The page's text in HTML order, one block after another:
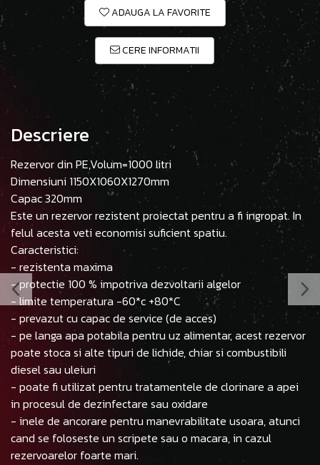
ADAUGA LA FAVORITE
CERE INFORMATII
Descriere
Rezervor din PE,Volum=1000 litri
Dimensiuni 1150X1060X1270mm
Capac 320mm
Este un rezervor rezistent proiectat pentru a fi ingropat. In
felul acesta veti economisi suficient spatiu.
Caracteristici:
- rezistenta maxima
- protectie 100 % impotriva dezvoltarii algelor
- limite temperatura -60*c +80*C
- prevazut cu capac de service (de acces)
- pe langa apa potabila pentru uz alimentar, acest rezervor
poate stoca si alte tipuri de lichide, chiar si combustibili
diesel sau uleiuri
- poate fi utilizat pentru tratamentele de clorinare a apei
in procesul de dezinfectare sau oxidare
- inele de ancorare pentru manevrabilitate usoara, atunci
cand se foloseste un scripete sau o macara, in cazul
rezervoarelor foarte mari.